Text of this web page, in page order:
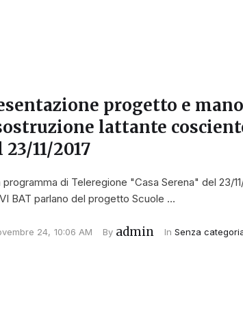
progetto e
lattante
23/11/2017
programma di Teleregione "Casa Serena" del 23/
BAT parlano del progetto Scuole …
24, 10:06 AM By admin In Senza